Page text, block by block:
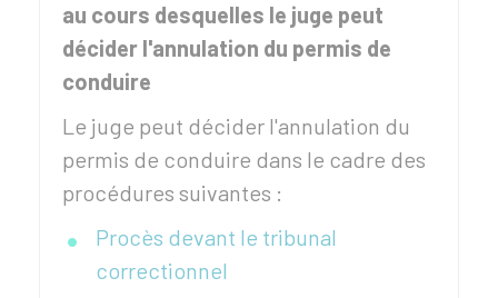
au cours desquelles le juge peut
décider l'annulation du permis de
conduire
Le juge peut décider l'annulation du
permis de conduire dans le cadre des
procédures suivantes :
Procès devant le tribunal
correctionnel